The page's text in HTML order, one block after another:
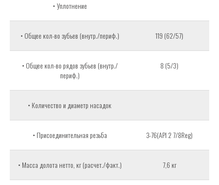
• Уплотнение
• Общее кол-во зубьев (внутр./периф.) 119 (62/57)
• Общее кол-во рядов зубьев (внутр./
периф.)
8 (5/3)
• Количество и диаметр насадок
• Присоединительная резьба З-76(API 2 7/8Reg)
• Масса долота нетто, кг (расчет./факт.) 7,6 кг